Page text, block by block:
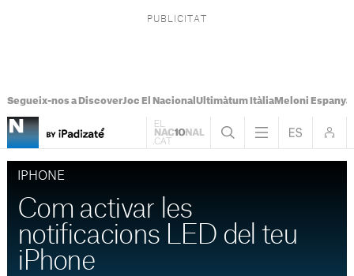
Segueix-nos a DiscoverJoc El Nacional Ultimàtum ItàliaMeloni Espanya
IPHONE
Com activar les
notificacions LED del teu
iPhone